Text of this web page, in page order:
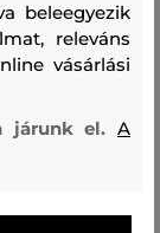
beleegyezik
releváns
vásárlási
járunk el.A